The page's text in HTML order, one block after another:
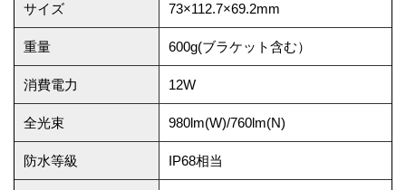
サイズ 73×112.7×69.2mm
重量 600g(ブラケット含む）
消費電力 12W
全光束 980lm(W)/760lm(N)
防水等級 IP68相当